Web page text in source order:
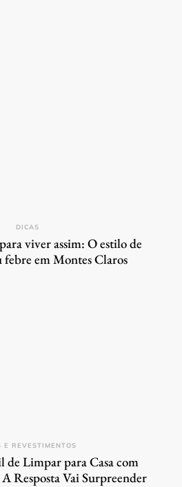
DICAS
viver assim: O estilo de
em Montes Claros
E REVESTIMENTOS
de Limpar para Casa com
Resposta Vai Surpreender